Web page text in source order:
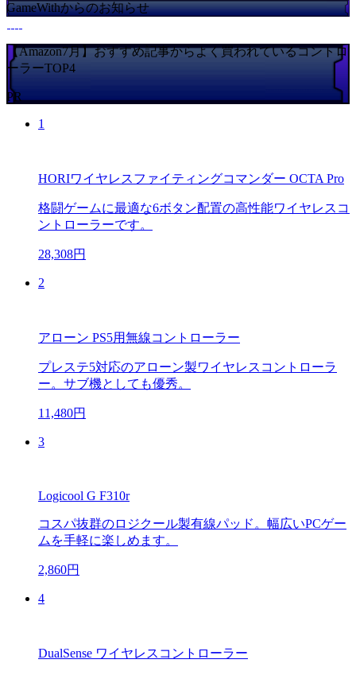
GameWithからのお知らせ
【Amazon7月】おすすめ記事からよく買われているコントロ
ーラーTOP4
PR
1
HORIワイヤレスファイティングコマンダー OCTA Pro
格闘ゲームに最適な6ボタン配置の高性能ワイヤレスコ
ントローラーです。
28,308円
2
アローン PS5用無線コントローラー
プレステ5対応のアローン製ワイヤレスコントローラ
ー。サブ機としても優秀。
11,480円
3
Logicool G F310r
コスパ抜群のロジクール製有線パッド。幅広いPCゲー
ムを手軽に楽しめます。
2,860円
4
DualSense ワイヤレスコントローラー